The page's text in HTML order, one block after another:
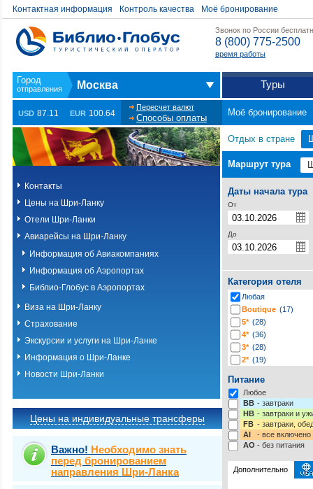
Контактная информация Контроль качества Моё бронирование
Звонок по России
8 (800) 775-2500
время работы
Москва Туры
USD 87.11 EUR 100.64
Пересчет валют
Способы оплаты
Моё бронирование
Контакты
Цены на Шри-Ланку
Отели Шри-Ланки
Авиарейсы на Шри-Ланку
Информация об Авиакомпаниях
Информация об Аэропортах
Библио-Глобус в Аэропортах
Виза на Шри-Ланку
Страхование
Экскурсии и услуги на Шри-Ланке
Информация о Шри-Ланке
Новости Шри-Ланки
Цены на индивидуальные трансферы
Важно! Необходимо знать
перед бронированием
направления Шри-Ланка
Отдых в стране
Маршрут тура
Даты начала тура
От
До
Категория отеля
Любая
Boutique (17)
5* (28)
4* (36)
3* (28)
2* (19)
-* (203)
Питание
Любое
BB - завтраки
HB - завтраки и
FB - завтраки,
AI
- все включено
AO - без питания
Дополнительно